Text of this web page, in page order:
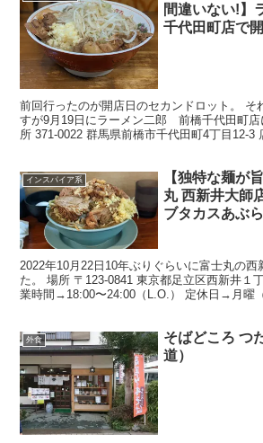
間違いない!】
千代田町店で
前回行ったのが開店日のセカンドロット。 そ
すが9月19日にラーメン二郎 前橋千代田町店
所 371-0022 群馬県前橋市千代田町4丁目12-3
インスパイア系
【独特な麺が
丸 西新井大師
ブタカスあぶ
が出来た】
2022年10月22日10年ぶりぐらいに富士丸の西
た。 場所 〒123-0841 東京都足立区西新井１
業時間→18:00〜24:00（L.O.） 定休日→月曜
外食
そばどころ つ
道）